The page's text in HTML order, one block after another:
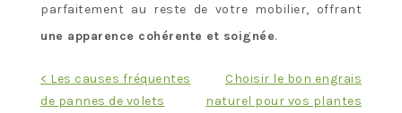
parfaitement au reste de votre mobilier, offrant
une apparence cohérente et soignée.
Navigation
< Les causes fréquentes
de pannes de volets
Choisir le bon engrais
naturel pour vos plantes